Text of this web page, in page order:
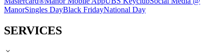
ManorSingles DayBlack FridayNational Day
SERVICES